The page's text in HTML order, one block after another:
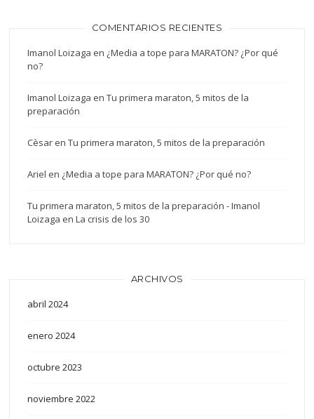
COMENTARIOS RECIENTES
Imanol Loizaga en ¿Media a tope para MARATON? ¿Por qué
no?
Imanol Loizaga enTu primera maraton, 5 mitos de la
preparación
Cèsar enTu primera maraton, 5 mitos de la preparación
Ariel en ¿Media a tope para MARATON? ¿Por qué no?
Tu primera maraton, 5 mitos de la preparación - Imanol
Loizaga enLa crisis de los 30
ARCHIVOS
abril 2024
enero 2024
octubre 2023
noviembre 2022